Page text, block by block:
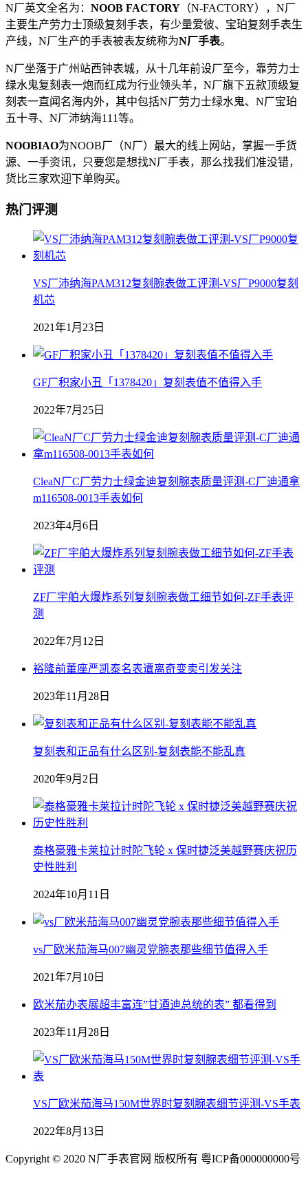
N厂英文全名为： NOOB FACTORY （N-FACTORY），N厂
主要生产劳力士顶级复刻手表，有少量爱彼、宝珀复刻手表生
产线，N厂生产的手表被表友统称为N厂手表。
N厂坐落于广州站西钟表城，从十几年前设厂至今，靠劳力士
绿水鬼复刻表一炮而红成为行业领头羊，N厂旗下五款顶级复
刻表一直闻名海内外，其中包括N厂劳力士绿水鬼、N厂宝珀
五十寻、N厂沛纳海111等。
NOOBIAO为NOOB厂（N厂）最大的线上网站，掌握一手货
源、一手资讯，只要您是想找N厂手表，那么找我们准没错，
货比三家欢迎下单购买。
热门评测
VS厂沛纳海PAM312复刻腕表做工评测-VS厂P9000复刻
机芯
2021年1月23日
GF厂积家小丑「1378420」复刻表值不值得入手
2022年7月25日
CleaN厂C厂劳力士绿金迪复刻腕表质量评测-C厂迪通拿
m116508-0013手表如何
2023年4月6日
ZF厂宇舶大爆炸系列复刻腕表做工细节如何-ZF手表评
测
2022年7月12日
裕隆前董座严凯泰名表遭离奇变卖引发关注
2023年11月28日
复刻表和正品有什么区别-复刻表能不能乱真
2020年9月2日
泰格豪雅卡莱拉计时陀飞轮 x 保时捷泛美越野赛庆祝历
史性胜利
2024年10月11日
vs厂欧米茄海马007幽灵党腕表那些细节值得入手
2021年7月10日
欧米茄办表展超丰富连”甘迺迪总统的表” 都看得到
2023年11月28日
VS厂欧米茄海马150M世界时复刻腕表细节评测-VS手表
2022年8月13日
Copyright © 2020 N厂手表官网 版权所有 粤ICP备000000000号